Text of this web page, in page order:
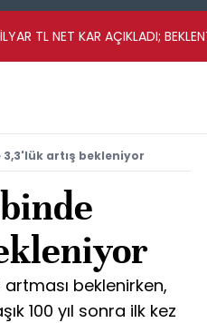
TL NET KAR AÇIKLADI;
artış bekleniyor
beklenirken,
100 yıl sonra ilk kez